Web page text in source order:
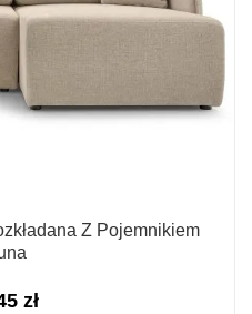
Z Pojemnikiem
zł